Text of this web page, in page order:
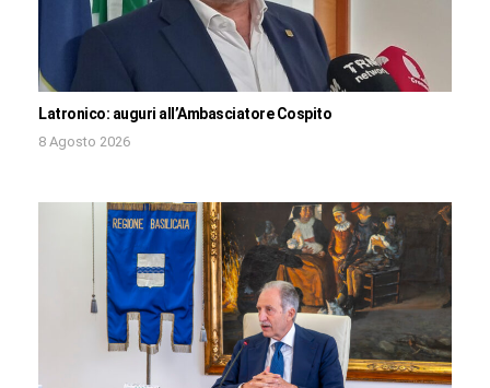
Latronico: auguri all’Ambasciatore Cospito
8 Agosto 2026